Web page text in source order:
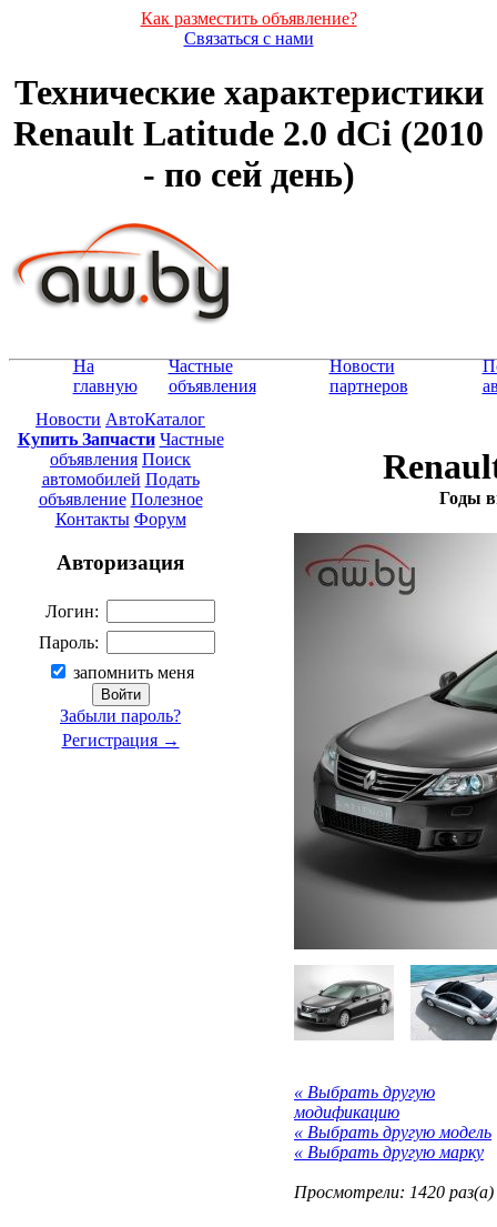
Как разместить объявление?
Связаться с нами
Технические характеристики
Renault Latitude 2.0 dCi (2010
- по сей день)
На
главную
Частные
объявления
Новости
партнеров
Новости АвтоКаталог
Купить Запчасти Частные
объявления Поиск
автомобилей Подать
объявление Полезное
Контакты Форум
Авторизация
Логин:
Пароль:
запомнить меня
Забыли пароль?
Регистрация →
Годы
« Выбрать другую
модификацию
« Выбрать другую модель
« Выбрать другую марку
Просмотрели: 1420 раз(а)